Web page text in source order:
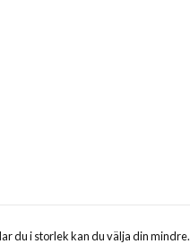
du i storlek kan du välja din mindre.